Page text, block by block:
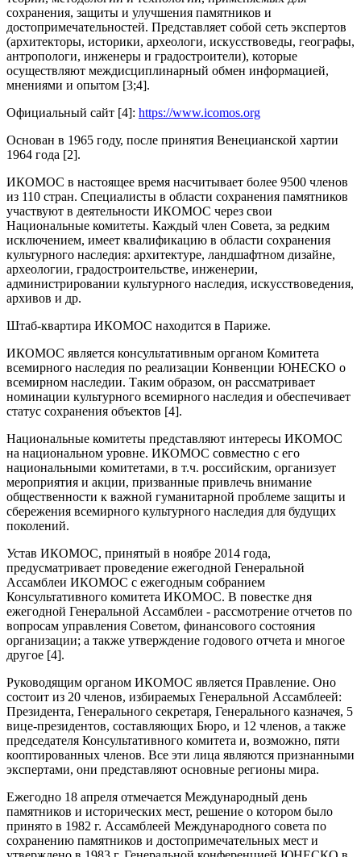
сохранения, защиты и улучшения памятников и
достопримечательностей. Представляет собой сеть экспертов
(архитекторы, историки, археологи, искусствоведы, географы,
антропологи, инженеры и градостроители), которые
осуществляют междисциплинарный обмен информацией,
мнениями и опытом [3;4].
Официальный сайт [4]: https://www.icomos.org
Основан в 1965 году, после принятия Венецианской хартии
1964 года [2].
ИКОМОС в настоящее время насчитывает более 9500 членов
из 110 стран. Специалисты в области сохранения памятников
участвуют в деятельности ИКОМОС через свои
Национальные комитеты. Каждый член Совета, за редким
исключением, имеет квалификацию в области сохранения
культурного наследия: архитектуре, ландшафтном дизайне,
археологии, градостроительстве, инженерии,
администрировании культурного наследия, искусствоведения,
архивов и др.
Штаб-квартира ИКОМОС находится в Париже.
ИКОМОС является консультативным органом Комитета
всемирного наследия по реализации Конвенции ЮНЕСКО о
всемирном наследии. Таким образом, он рассматривает
номинации культурного всемирного наследия и обеспечивает
статус сохранения объектов [4].
Национальные комитеты представляют интересы ИКОМОС
на национальном уровне. ИКОМОС совместно с его
национальными комитетами, в т.ч. российским, организует
мероприятия и акции, призванные привлечь внимание
общественности к важной гуманитарной проблеме защиты и
сбережения всемирного культурного наследия для будущих
поколений.
Устав ИКОМОС, принятый в ноябре 2014 года,
предусматривает проведение ежегодной Генеральной
Ассамблеи ИКОМОС с ежегодным собранием
Консультативного комитета ИКОМОС. В повестке дня
ежегодной Генеральной Ассамблеи - рассмотрение отчетов по
вопросам управления Советом, финансового состояния
организации; а также утверждение годового отчета и многое
другое [4].
Руководящим органом ИКОМОС является Правление. Оно
состоит из 20 членов, избираемых Генеральной Ассамблеей:
Президента, Генерального секретаря, Генерального казначея, 5
вице-президентов, составляющих Бюро, и 12 членов, а также
председателя Консультативного комитета и, возможно, пяти
кооптированных членов. Все эти лица являются признанными
экспертами, они представляют основные регионы мира.
Ежегодно 18 апреля отмечается Международный день
памятников и исторических мест, решение о котором было
принято в 1982 г. Ассамблеей Международного совета по
сохранению памятников и достопримечательных мест и